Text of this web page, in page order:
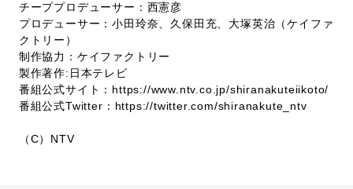
チーププロデューサー：西憲彦
プロデューサー：小田玲奈、久保田充、大塚英治（ケイファ
クトリー）
制作協力：ケイファクトリー
製作著作:日本テレビ
番組公式サイト： https://www.ntv.co.jp/shiranakuteiikoto/
番組公式Twitter： https://twitter.com/shiranakute_ntv
（C）NTV